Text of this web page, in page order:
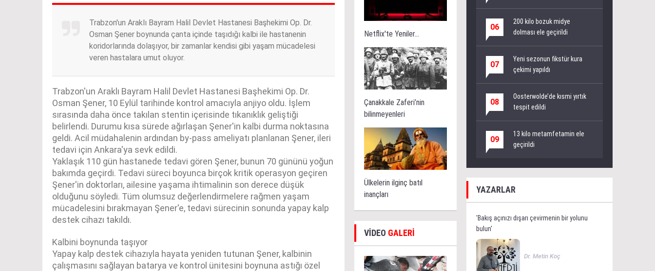
Trabzon'un Araklı Bayram Halil Devlet Hastanesi Başhekimi Op. Dr.
Osman Şener boynunda çanta içinde taşıdığı kalbi ile hastanenin
koridorlarında dolaşıyor, bir zamanlar kendisi gibi yaşam mücadelesi
veren hastalara umut oluyor.
Trabzon'un Araklı Bayram Halil Devlet Hastanesi Başhekimi Op. Dr.
Osman Şener, 10 Eylül tarihinde kontrol amacıyla anjiyo oldu. İşlem
sırasında daha önce takılan stentin içerisinde tıkanıklık geliştiği
belirlendi. Durumu kısa sürede ağırlaşan Şener'in kalbi durma noktasına
geldi. Acil müdahalenin ardından by-pass ameliyatı planlanan Şener, ileri
tedavi için Ankara'ya sevk edildi.
Yaklaşık 110 gün hastanede tedavi gören Şener, bunun 70 gününü yoğun
bakımda geçirdi. Tedavi süreci boyunca birçok kritik operasyon geçiren
Şener'in doktorları, ailesine yaşama ihtimalinin son derece düşük
olduğunu söyledi. Tüm olumsuz değerlendirmelere rağmen yaşam
mücadelesini bırakmayan Şener'e, tedavi sürecinin sonunda yapay kalp
destek cihazı takıldı.
Kalbini boynunda taşıyor
Yapay kalp destek cihazıyla hayata yeniden tutunan Şener, kalbinin
çalışmasını sağlayan batarya ve kontrol ünitesini boynuna astığı özel
Netflix'te Yeniler...
Çanakkale Zaferi’nin
bilinmeyenleri
Ülkelerin ilginç batıl
inançları
VİDEO GALERİ
06
200 kilo bozuk midye
dolması ele geçirildi
07
Yeni sezonun fikstür kura
çekimi yapıldı
08
Oosterwolde’de kısmi yırtık
tespit edildi
09
13 kilo metamfetamin ele
geçirildi
YAZARLAR
'Bakış açınızı dışarı çevirmenin bir yolunu
bulun'
Dr. Metin Koç